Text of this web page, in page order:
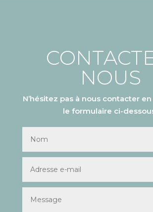
NOUS
N’hésitez pas à nous contacter
le formulaire ci-